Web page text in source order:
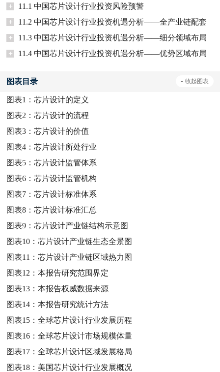
+
11.1 中国芯片设计行业投资风险预警
+
11.2 中国芯片设计行业投资机遇分析——全产业链配套
+
11.3 中国芯片设计行业投资机遇分析——细分领域布局
+
11.4 中国芯片设计行业投资机遇分析——优势区域布局
图表目录 - 收起图表
图表1：芯片设计的定义
图表2：芯片设计的流程
图表3：芯片设计的价值
图表4：芯片设计所处行业
图表5：芯片设计监管体系
图表6：芯片设计监管机构
图表7：芯片设计标准体系
图表8：芯片设计标准汇总
图表9：芯片设计产业链结构示意图
图表10：芯片设计产业链生态全景图
图表11：芯片设计产业链区域热力图
图表12：本报告研究范围界定
图表13：本报告权威数据来源
图表14：本报告研究统计方法
图表15：全球芯片设计行业发展历程
图表16：全球芯片设计市场规模体量
图表17：全球芯片设计区域发展格局
图表18： 美国芯片设计行业发展概况